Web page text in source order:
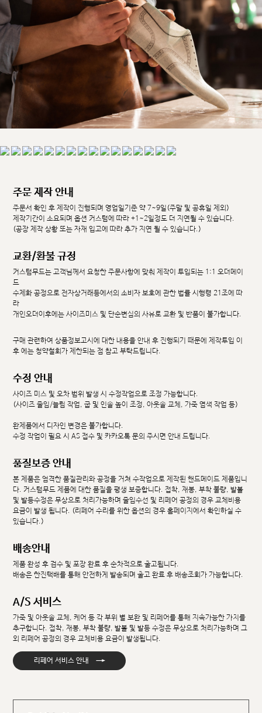
주문 제작 안내
주문서 확인 후 제작이 진행되며 영업일기준 약 7~9일(주말 및 공휴일 제외)
제작기간이 소요되며 옵션 커스텀에 따라 +1~2일정도 더 지연될 수 있습니다.
(공장 제작 상황 또는 자재 입고에 따라 추가 지연 될 수 있습니다.)
교환/환불 규정
커스텀무드는 고객님께서 요청한 주문사항에 맞춰 제작이 투입되는 1:1 오더메이
드
수제화 공정으로 전자상거래등에서의 소비자 보호에 관한 법률 시행령 21조에 따
라
개인오더이후에는 사이즈미스 및 단순변심의 사유로 교환 및 반품이 불가합니다.
구매 관련하여 상품정보고시에 대한 내용을 안내 후 진행되기 때문에 제작투입 이
후 에는 청약철회가 제한되는 점 참고 부탁드립니다.
수정 안내
사이즈 미스 및 오차 범위 발생 시 수정작업으로 조정 가능합니다.
(사이즈 줄임/늘림 작업, 굽 및 인솔 높이 조정, 아웃솔 교체, 가죽 염색 작업 등)
완제품에서 디자인 변경은 불가합니다.
수정 작업이 필요 시 AS 접수 및 카카오톡 문의 주시면 안내 드립니다.
품질보증 안내
본 제품은 엄격한 품질관리와 공정을 거쳐 수작업으로 제작된 핸드메이드 제품입니
다. 커스텀무드 제품에 대한 품질을 평생 보증합니다. 접착, 재봉, 부착 불량, 발볼
및 발등수정은 무상으로 처리가능하며 줄임수선 및 리페어 공정의 경우 교체비용
요금이 발생 됩니다. (리페어 수리를 위한 옵션의 경우 홈페이지에서 확인하실 수
있습니다.)
배송안내
제품 완성 후 검수 및 포장 완료 후 순차적으로 출고됩니다.
배송은 한진택배를 통해 안전하게 발송되며 출고 완료 후 배송조회가 가능합니다.
A/S 서비스
가죽 및 아웃솔 교체, 케어 등 각 부위 별 보완 및 리페어를 통해 지속가능한 가치를
추구합니다. 접착, 재봉, 부착 불량, 발볼 및 발등 수정은 무상으로 처리가능하며 그
외 리페어 공정의 경우 교체비용 요금이 발생됩니다.
리페어 서비스 안내 →